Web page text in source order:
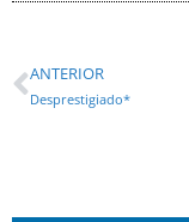
ANTERIOR
Desprestigiado*